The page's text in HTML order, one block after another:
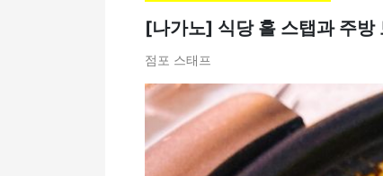
[나가노] 식당 홀 스탭과 주방
점포 스태프